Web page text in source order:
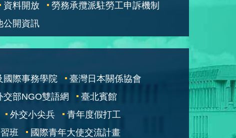
資料開放
勞務承攬派駐勞工申訴機制
公開資訊
國際事務學院
臺灣日本關係協會
交部NGO雙語網
臺北賓館
外交小尖兵
青年度假打工
班
國際青年大使交流計畫